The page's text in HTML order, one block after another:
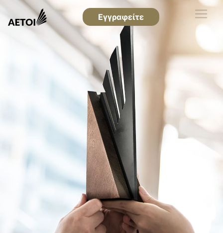
Εγγραφείτε